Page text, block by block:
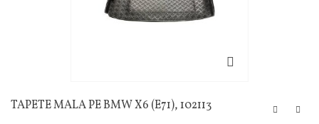
TAPETE MALA PE BMW X6 (E71), 102113